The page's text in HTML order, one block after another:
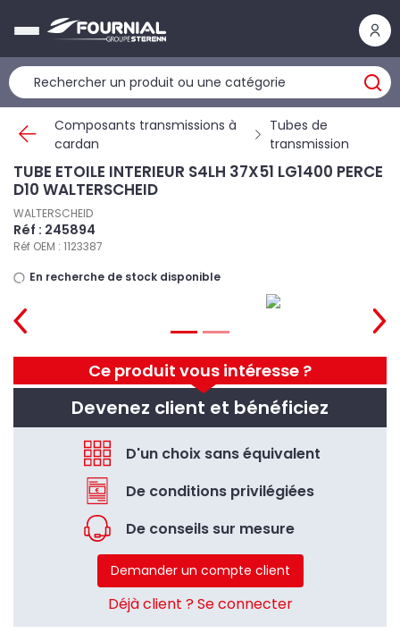
Composants transmissions à
cardan
Tubes de
transmission
Ce produit vous intéresse ?
Devenez client et bénéficiez
D'un choix sans équivalent
De conditions privilégiées
De conseils sur mesure
Demander un compte client
Déjà client ? Se connecter
TUBE ETOILE INTERIEUR S4LH 37X51 LG1400 PERCE
D10 WALTERSCHEID
WALTERSCHEID
Réf : 245894
Réf OEM : 1123387
En recherche de stock disponible